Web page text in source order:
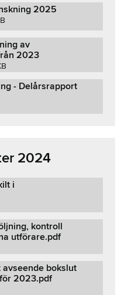
2025
av
2023
- Delårsrapport
2024
i
kontroll
utförare.pdf
bokslut
2023.pdf